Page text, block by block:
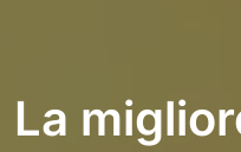
La